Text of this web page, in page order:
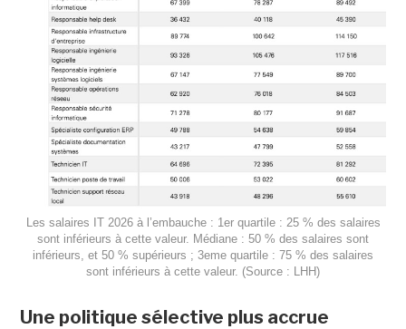
Les salaires IT 2026 à l’embauche : 1er quartile : 25 % des salaires
sont inférieurs à cette valeur. Médiane : 50 % des salaires sont
inférieurs, et 50 % supérieurs ; 3eme quartile : 75 % des salaires
sont inférieurs à cette valeur. (Source : LHH)
Une politique sélective plus accrue